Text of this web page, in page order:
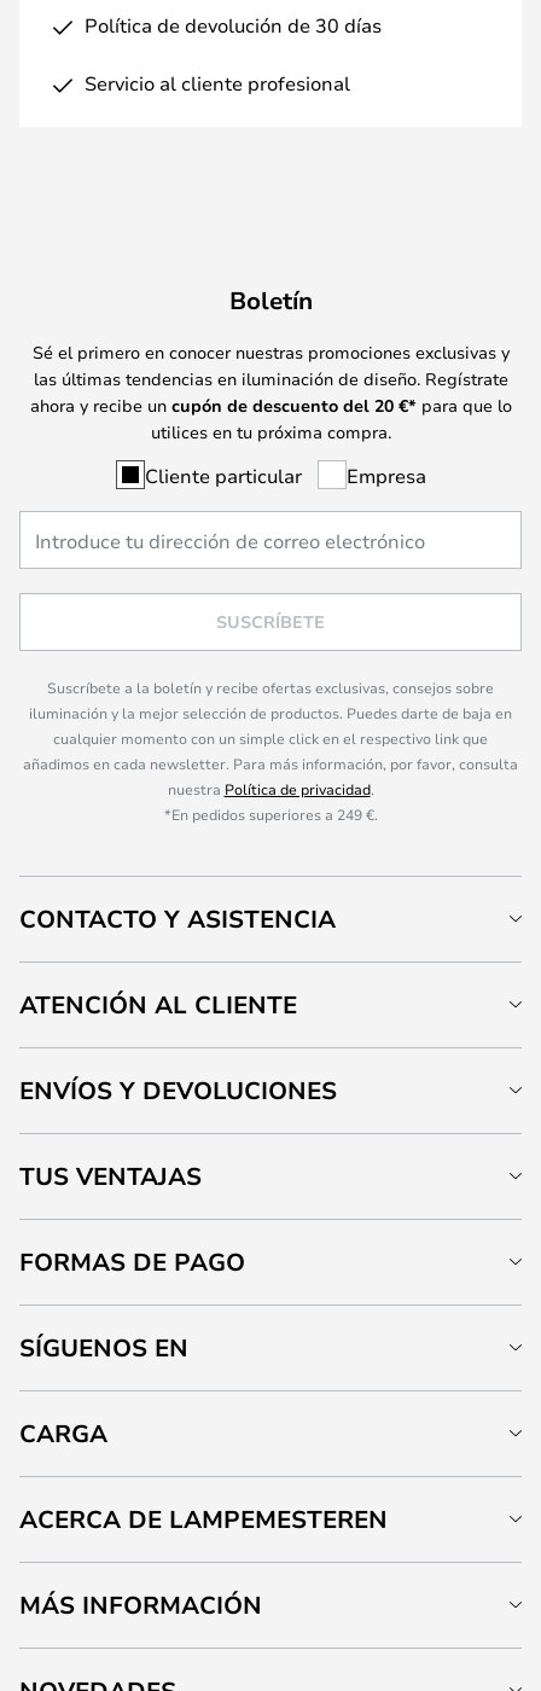
Política de devolución de 30 días
Servicio al cliente profesional
Boletín
Sé el primero en conocer nuestras promociones exclusivas y
las últimas tendencias en iluminación de diseño. Regístrate
ahora y recibe un cupón de descuento del 20 €* para que lo
utilices en tu próxima compra.
Cliente particular Empresa
SUSCRÍBETE
Suscríbete a la boletín y recibe ofertas exclusivas, consejos sobre
iluminación y la mejor selección de productos. Puedes darte de baja en
cualquier momento con un simple click en el respectivo link que
añadimos en cada newsletter. Para más información, por favor, consulta
nuestra Política de privacidad.
*En pedidos superiores a 249 €.
CONTACTO Y ASISTENCIA
ATENCIÓN AL CLIENTE
ENVÍOS Y DEVOLUCIONES
TUS VENTAJAS
FORMAS DE PAGO
SÍGUENOS EN
CARGA
ACERCA DE LAMPEMESTEREN
MÁS INFORMACIÓN